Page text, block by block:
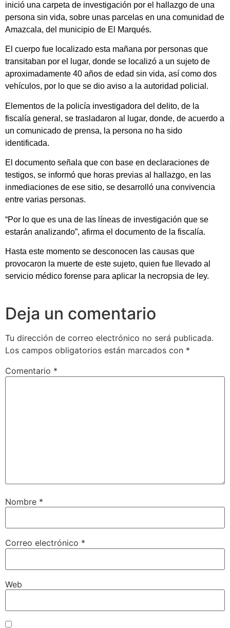
inició una carpeta de investigación por el hallazgo de una
persona sin vida, sobre unas parcelas en una comunidad de
Amazcala, del municipio de El Marqués.
El cuerpo fue localizado esta mañana por personas que
transitaban por el lugar, donde se localizó a un sujeto de
aproximadamente 40 años de edad sin vida, así como dos
vehículos, por lo que se dio aviso a la autoridad policial.
Elementos de la policía investigadora del delito, de la
fiscalía general, se trasladaron al lugar, donde, de acuerdo a
un comunicado de prensa, la persona no ha sido
identificada.
El documento señala que con base en declaraciones de
testigos, se informó que horas previas al hallazgo, en las
inmediaciones de ese sitio, se desarrolló una convivencia
entre varias personas.
“Por lo que es una de las líneas de investigación que se
estarán analizando”, afirma el documento de la fiscalía.
Hasta este momento se desconocen las causas que
provocaron la muerte de este sujeto, quien fue llevado al
servicio médico forense para aplicar la necropsia de ley.
Deja un comentario
Tu dirección de correo electrónico no será publicada.
Los campos obligatorios están marcados con *
Comentario *
Nombre *
Correo electrónico *
Web